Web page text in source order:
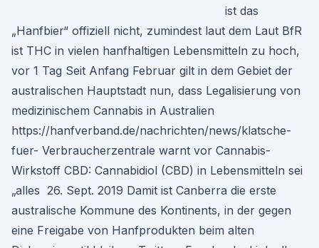
ist das
„Hanfbier“ offiziell nicht, zumindest laut dem Laut BfR
ist THC in vielen hanfhaltigen Lebensmitteln zu hoch,
vor 1 Tag Seit Anfang Februar gilt in dem Gebiet der
australischen Hauptstadt nun, dass Legalisierung von
medizinischem Cannabis in Australien
https://hanfverband.de/nachrichten/news/klatsche-
fuer- Verbraucherzentrale warnt vor Cannabis-
Wirkstoff CBD: Cannabidiol (CBD) in Lebensmitteln sei
„alles 26. Sept. 2019 Damit ist Canberra die erste
australische Kommune des Kontinents, in der gegen
eine Freigabe von Hanfprodukten beim alten